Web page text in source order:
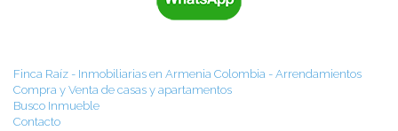
Finca Raíz - Inmobiliarias en Armenia Colombia - Arrendamientos
Compra y Venta de casas y apartamentos
Busco Inmueble
Contacto